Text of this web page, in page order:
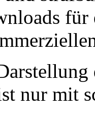
für
nur mit